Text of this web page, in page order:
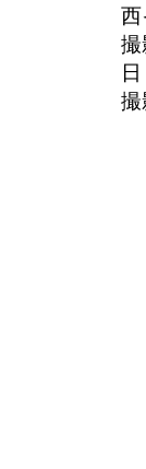
撮
日
撮